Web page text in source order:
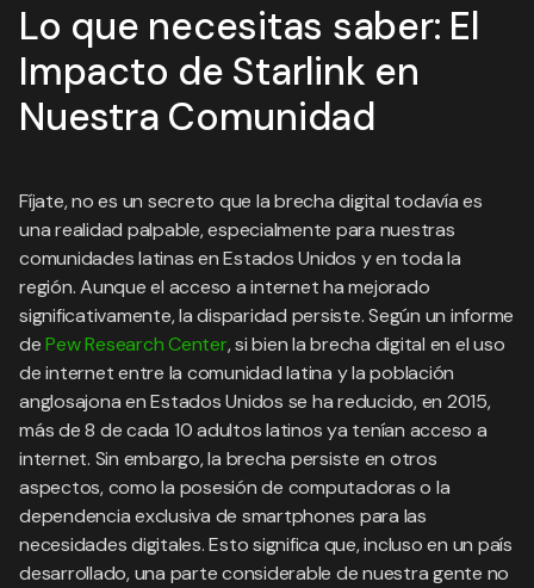
Lo que necesitas saber: El
Impacto de Starlink en
Nuestra Comunidad
Fíjate, no es un secreto que la brecha digital todavía es
una realidad palpable, especialmente para nuestras
comunidades latinas en Estados Unidos y en toda la
región. Aunque el acceso a internet ha mejorado
significativamente, la disparidad persiste. Según un informe
dePew Research Center, si bien la brecha digital en el uso
de internet entre la comunidad latina y la población
anglosajona en Estados Unidos se ha reducido, en 2015,
más de 8 de cada 10 adultos latinos ya tenían acceso a
internet. Sin embargo, la brecha persiste en otros
aspectos, como la posesión de computadoras o la
dependencia exclusiva de smartphones para las
necesidades digitales. Esto significa que, incluso en un país
desarrollado, una parte considerable de nuestra gente no